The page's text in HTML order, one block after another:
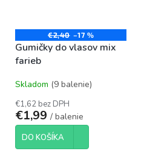
€2,40 –17 %
Gumičky do vlasov mix
farieb
Skladom (9 balenie)
€1,62 bez DPH
€1,99 / balenie
DO KOŠÍKA